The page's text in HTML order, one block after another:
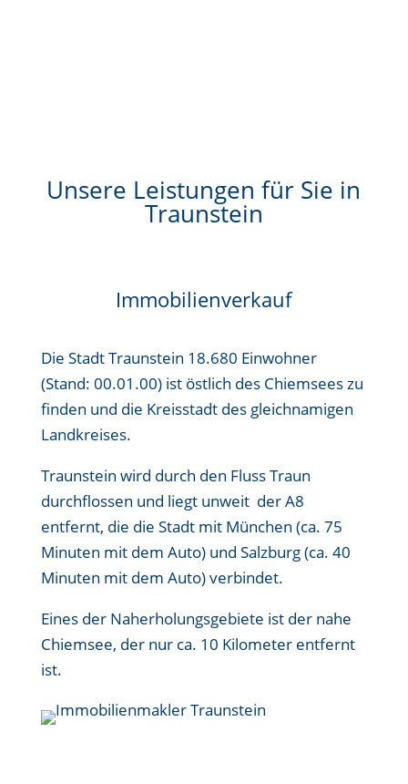
Unsere Leistungen für Sie in
Traunstein
Immobilienverkauf
Die Stadt Traunstein 18.680 Einwohner
(Stand: 00.01.00)ist östlich des Chiemsees zu
finden und die Kreisstadt des gleichnamigen
Landkreises.
Traunstein wird durch den Fluss Traun
durchflossen und liegt unweit der A8
entfernt, die die Stadt mit München (ca. 75
Minuten mit dem Auto) und Salzburg (ca. 40
Minuten mit dem Auto) verbindet.
Eines der Naherholungsgebiete ist der nahe
Chiemsee, der nur ca. 10 Kilometer entfernt
ist.